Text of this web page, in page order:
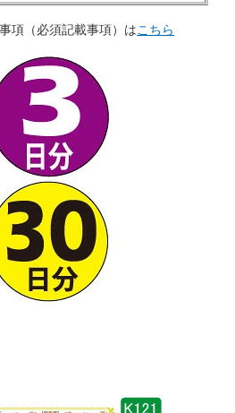
項（必須記載事項）はこちら